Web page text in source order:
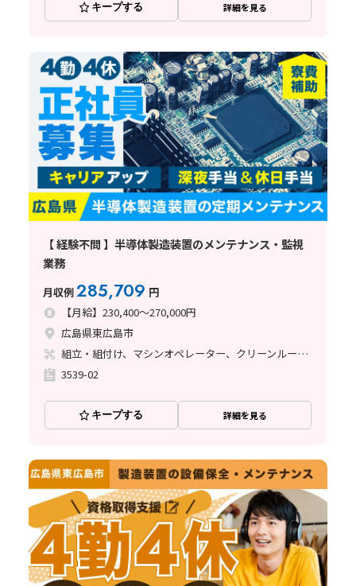
キープする 詳細を見る
【 経験不問 】半導体製造装置のメンテナンス・監視
業務
月収例285,709 円
【月給】230,400～270,000円
広島県東広島市
組立・組付け、マシンオペレーター、クリーンルーム、清掃・洗浄、メンテナンス・保全
3539-02
キープする 詳細を見る